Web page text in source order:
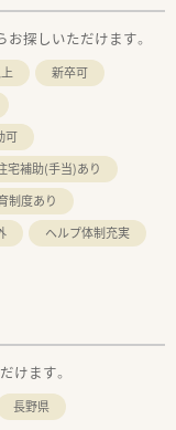
探しいただけます。
新卒可
可
宅補助(手当)あり
制度あり
ヘルプ体制充実
けます。
長野県